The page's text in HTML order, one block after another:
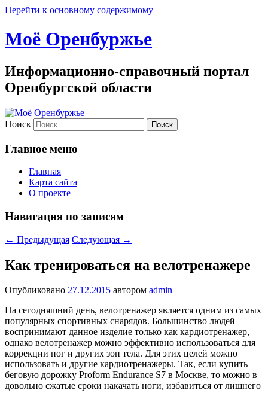
Перейти к основному содержимому
Моё Оренбуржье
Информационно-справочный портал
Оренбургской области
Поиск
Главное меню
Главная
Карта сайта
О проекте
Навигация по записям
← Предыдущая Следующая →
Как тренироваться на велотренажере
Опубликовано 27.12.2015 автором admin
На сегодняшний день, велотренажер является одним из самых
популярных спортивных снарядов. Большинство людей
воспринимают данное изделие только как кардиотренажер,
однако велотренажер можно эффективно использоваться для
коррекции ног и других зон тела. Для этих целей можно
использовать и другие кардиотренажеры. Так, если купить
беговую дорожку Proform Endurance S7 в Москве, то можно в
довольно сжатые сроки накачать ноги, избавиться от лишнего